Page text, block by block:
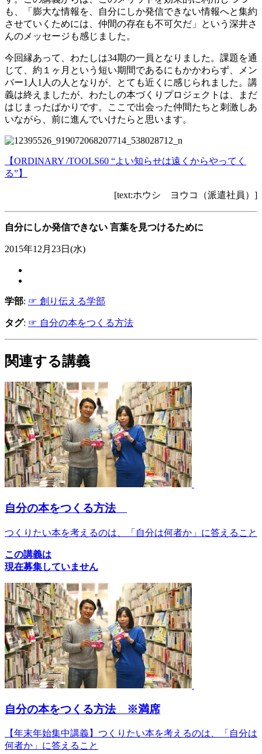
も、「膨大な情報を、自分にしか発信できない情報へと集約
させていくためには、仲間の存在も不可欠だ」という深井さ
んのメッセージも感じました。
今回縁あって、わたしは34期の一員となりました。課題を通
じて、約１ヶ月という短い期間であるにもかかわらず、メン
バー1人1人の人となりが、とても近くに感じられました。講
義は終えましたが、わたしの本づくりプロジェクトは、まだ
はじまったばかりです。ここで出会った仲間たちと刺激しあ
いながら、前に進んでいけたらと思います。
【ORDINARY /TOOLS60 “よい知らせは遠くからやってく
る”】
[text:ホウシ ヨウコ（派遣社員）]
自分にしか発信できない 言葉を見つけるために
2015年12月23日(水)
学部: ☞ 創り伝える学部
タグ: ☞ 自分の本をつくる方法
関連する講義
自分の本をつくる方法
つくりたい本を考えるのは、「自分は何者か」に答えること
この講義は
現在募集していません
自分の本をつくる方法 ※満席
【年末年始集中講義】つくりたい本を考えるのは、「自分は
何者か」に答えること